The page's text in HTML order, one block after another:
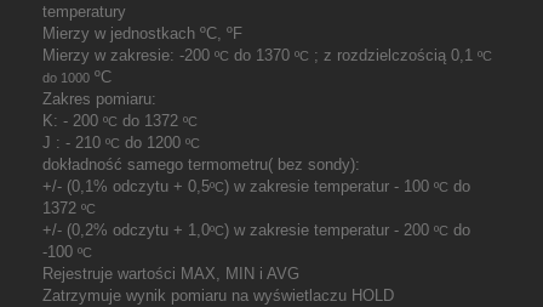
temperatury
Mierzy w jednostkach ºC, ºF
Mierzy w zakresie: -200 ºC do 1370 ºC ; z rozdzielczością 0,1 ºC
do 1000 ºC
Zakres pomiaru:
K: - 200 ºC do 1372 ºC
J : - 210 ºC do 1200 ºC
dokładność samego termometru( bez sondy):
+/- (0,1% odczytu + 0,5ºC) w zakresie temperatur - 100 ºC do
1372 ºC
+/- (0,2% odczytu + 1,0ºC) w zakresie temperatur - 200 ºC do
-100 ºC
Rejestruje wartości MAX, MIN i AVG
Zatrzymuje wynik pomiaru na wyświetlaczu HOLD